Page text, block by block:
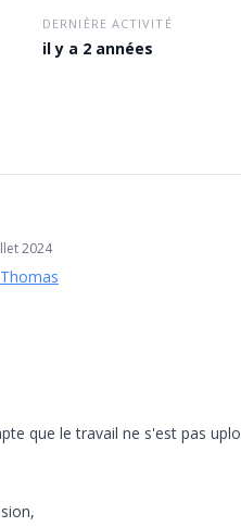
DERNIÈRE ACTIVITÉ
il y a 2 années
2024
que le travail ne s'est pas